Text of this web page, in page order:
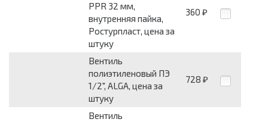
PPR 32 мм,
внутренняя пайка,
Ростурпласт, цена за
штуку
360 ₽
Вентиль
полиэтиленовый ПЭ
1/2", ALGA, цена за
штуку
728 ₽
Вентиль